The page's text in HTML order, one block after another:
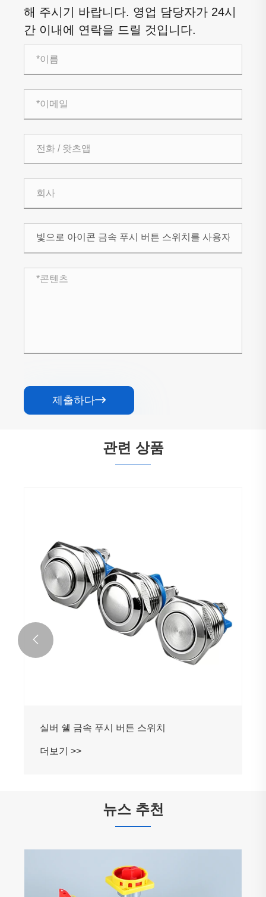
해 주시기 바랍니다. 영업 담당자가 24시
간 이내에 연락을 드릴 것입니다.
제출하다
관련 상품
더보기 >>

뉴스 추천
Yaming Electric은 새해 복 많이 받으세요!